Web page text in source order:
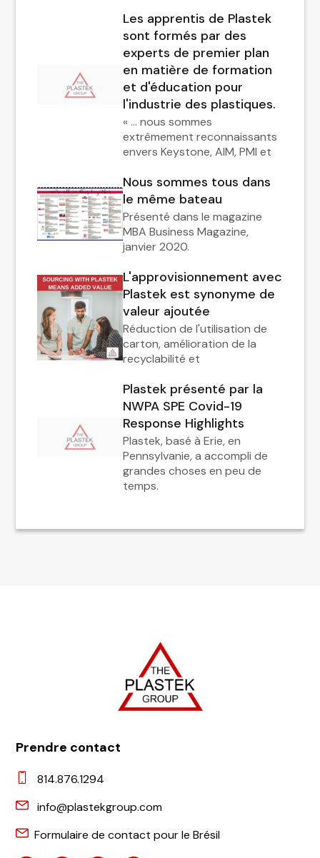
Les apprentis de Plastek
sont formés par des
experts de premier plan
en matière de formation
et d'éducation pour
l'industrie des plastiques.
« … nous sommes
extrêmement reconnaissants
envers Keystone, AIM, PMI et
Nous sommes tous dans
le même bateau
Présenté dans le magazine
MBA Business Magazine,
janvier 2020.
L'approvisionnement avec
Plastek est synonyme de
valeur ajoutée
Réduction de l'utilisation de
carton, amélioration de la
recyclabilité et
Plastek présenté par la
NWPA SPE Covid-19
Response Highlights
Plastek, basé à Erie, en
Pennsylvanie, a accompli de
grandes choses en peu de
temps.
Prendre contact
814.876.1294
info@plastekgroup.com
Formulaire de contact pour le Brésil